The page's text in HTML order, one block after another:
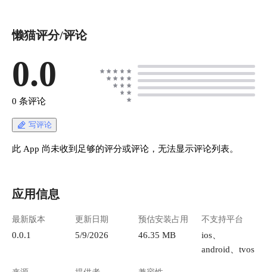
懒猫评分/评论
0.0
0 条评论
写评论
此 App 尚未收到足够的评分或评论，无法显示评论列表。
应用信息
最新版本
0.0.1
更新日期
5/9/2026
预估安装占用
46.35 MB
不支持平台
ios、
android、tvos